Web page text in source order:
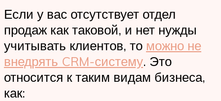
Если у вас отсутствует отдел
продаж как таковой, и нет нужды
учитывать клиентов, то можно не
внедрять CRM-систему. Это
относится к таким видам бизнеса,
как: